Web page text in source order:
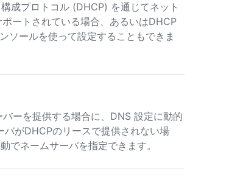
成プロトコル (DHCP) を通じてネット
ートされている場合、あるいはDHCP
ソールを使って設定することもできま
ーを提供する場合に、DNS 設定に動的
がDHCPのリースで提供されない場
でネームサーバを指定できます。